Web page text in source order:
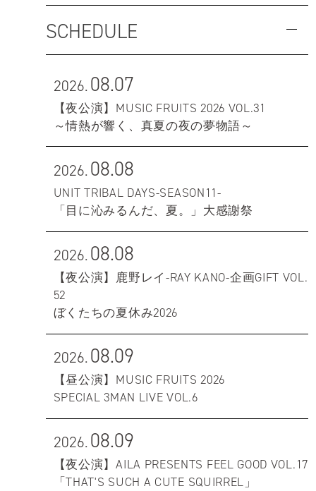
SCHEDULE
2026.08.07
【夜公演】MUSIC FRUITS 2026 VOL.31
～情熱が響く、真夏の夜の夢物語～
2026.08.08
UNIT TRIBAL DAYS-SEASON11-
「目に沁みるんだ、夏。」大感謝祭
2026.08.08
【夜公演】鹿野レイ-RAY KANO-企画GIFT VOL.
52
ぼくたちの夏休み2026
2026.08.09
【昼公演】MUSIC FRUITS 2026
SPECIAL 3MAN LIVE VOL.6
2026.08.09
【夜公演】AILA PRESENTS FEEL GOOD VOL.17
「THAT'S SUCH A CUTE SQUIRREL」